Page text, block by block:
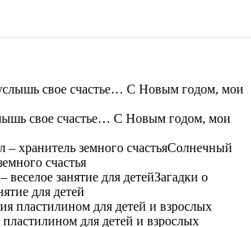
свое счастье… С Новым годом, мои
Солнечный
счастья
Загадки о
для детей
для детей и взрослых